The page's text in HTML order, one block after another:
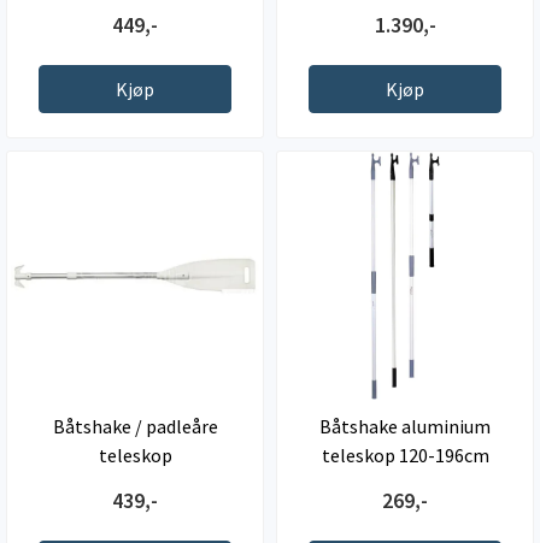
449,-
Kjøp
1.390,-
Kjøp
Båtshake / padleåre
teleskop
439,-
Båtshake aluminium
teleskop 120-196cm
269,-